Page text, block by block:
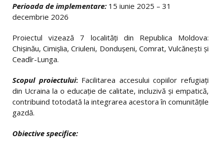
Perioada de implementare: 15 iunie 2025 – 31
decembrie 2026
Proiectul vizează 7 localități din Republica Moldova:
Chișinău, Cimișlia, Criuleni, Dondușeni, Comrat, Vulcănești și
Ceadîr-Lunga.
Scopul proiectului:Facilitarea accesului copiilor refugiați
din Ucraina la o educație de calitate, incluzivă și empatică,
contribuind totodată la integrarea acestora în comunitățile
gazdă.
Obiective specifice: